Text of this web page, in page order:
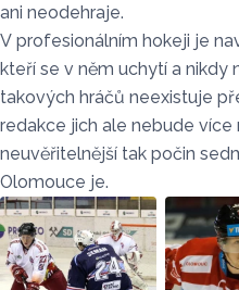
ani neodehraje.
V profesionálním hokeji je
kteří se v něm uchytí a nikdy
takových hráčů neexistuje
redakce jich ale nebude více
neuvěřitelnější tak počin
Olomouce je.